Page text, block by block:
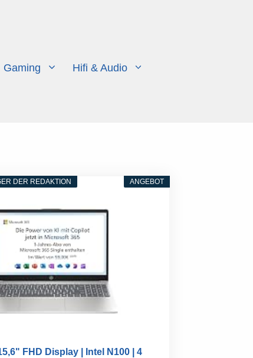
Gaming
Hifi & Audio
ANGEBOT
DER REDAKTION
FHD Display | Intel N100 | 4